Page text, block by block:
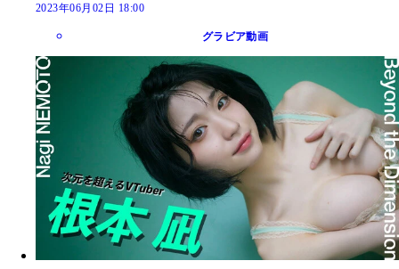
2023年06月02日 18:00
グラビア動画